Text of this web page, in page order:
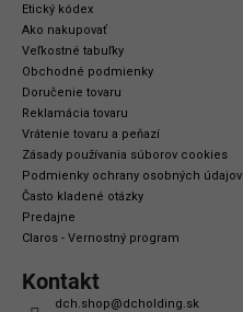
Etický kódex
Ako nakupovať
Veľkostné tabuľky
Obchodné podmienky
Doručenie tovaru
Reklamácia tovaru
Vrátenie tovaru a peňazí
Zásady používania súborov cookies
Podmienky ochrany osobných údajov
Často kladené otázky
Predajne
Claros - Vernostný program
Kontakt
dch.shop@dcholding.sk